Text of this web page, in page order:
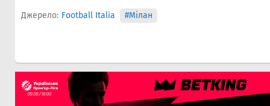
Джерело: Football Italia #Мілан